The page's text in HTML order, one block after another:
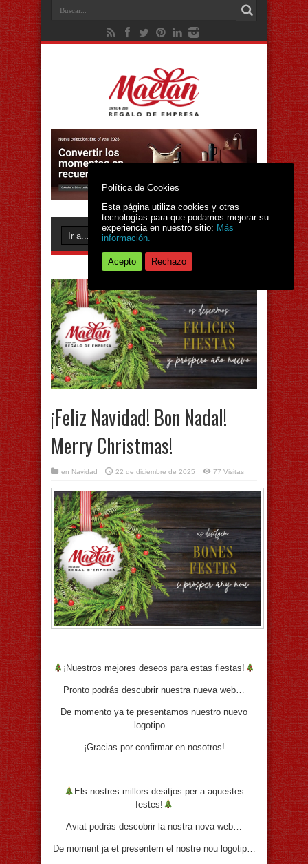
¡Feliz Navidad! Bon Nadal!
Merry Christmas!
en Navidad 22 de diciembre de 2025 77 Visitas
¡Nuestros mejores deseos para estas fiestas!
Pronto podrás descubrir nuestra nueva web…
De momento ya te presentamos nuestro nuevo
logotipo…
¡Gracias por confirmar en nosotros!
Els nostres millors desitjos per a aquestes
festes!
Aviat podràs descobrir la nostra nova web…
De moment ja et presentem el nostre nou logotip…
Política de Cookies
Esta página utiliza cookies y otras
tecnologías para que podamos mejorar su
experiencia en nuestro sitio: Más
información.
Acepto Rechazo